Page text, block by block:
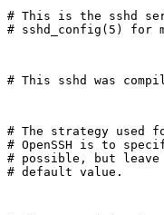
# This is the sshd
# sshd_config(5) for
# This sshd was
# The strategy used
# OpenSSH is to
# possible, but leave
# default value.